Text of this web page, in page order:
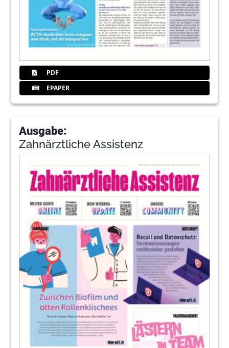
PDF
EPAPER
Ausgabe:
Zahnärztliche Assistenz